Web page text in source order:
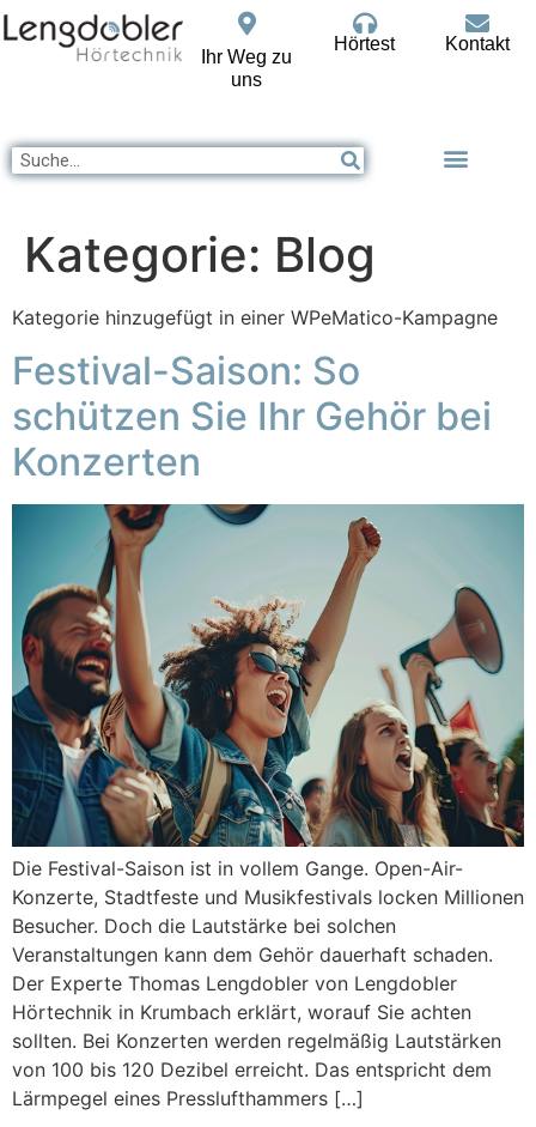
Ihr Weg zu
uns
Hörtest Kontakt
Kategorie: Blog
Kategorie hinzugefügt in einer WPeMatico-Kampagne
Festival-Saison: So
schützen Sie Ihr Gehör bei
Konzerten
Die Festival-Saison ist in vollem Gange. Open-Air-
Konzerte, Stadtfeste und Musikfestivals locken Millionen
Besucher. Doch die Lautstärke bei solchen
Veranstaltungen kann dem Gehör dauerhaft schaden.
Der Experte Thomas Lengdobler von Lengdobler
Hörtechnik in Krumbach erklärt, worauf Sie achten
sollten. Bei Konzerten werden regelmäßig Lautstärken
von 100 bis 120 Dezibel erreicht. Das entspricht dem
Lärmpegel eines Presslufthammers […]